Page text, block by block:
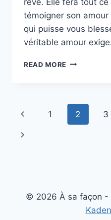
témoigner son
qui puisse vous
véritable amour
READ MORE LES
PLUS
ATTIRANTES
DU
Page
navigation
Previous
Page
1 2 3
Next
© 2026 À sa façon -